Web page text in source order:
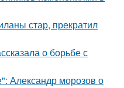
стар, прекратил
о борьбе с
Александр морозов о